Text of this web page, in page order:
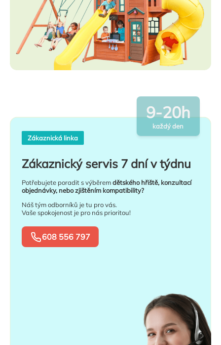
Zákaznická linka
Zákaznický servis 7 dní v týdnu
Potřebujete poradit s výběremdětského hřiště, konzultací
objednávky, nebo zjištěním kompatibility?
Náš tým odborníků je tu pro vás.
Vaše spokojenost je pro nás prioritou!
608 556 797
9-20h
každý den